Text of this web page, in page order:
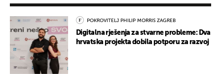
POKROVITELJ PHILIP MORRIS ZAGREB
Digitalna rješenja za stvarne probleme: Dva
hrvatska projekta dobila potporu za razvoj